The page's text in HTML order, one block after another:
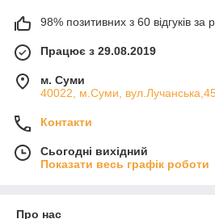
98% позитивних з 60 відгуків за
Працює з 29.08.2019
м. Суми
40022, м.Суми,
Контакти
Сьогодні вихідний
Показати весь графік роботи
Про нас